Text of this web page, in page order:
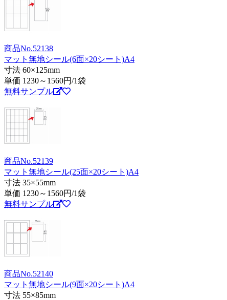
商品No.52138
マット無地シール(6面×20シート)A4
寸法 60×125mm
単価 1230～1560円/1袋
無料サンプル
商品No.52139
マット無地シール(25面×20シート)A4
寸法 35×55mm
単価 1230～1560円/1袋
無料サンプル
商品No.52140
マット無地シール(9面×20シート)A4
寸法 55×85mm